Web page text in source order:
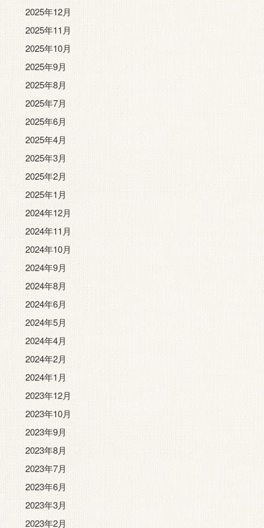
2025年12月
2025年11月
2025年10月
2025年9月
2025年8月
2025年7月
2025年6月
2025年4月
2025年3月
2025年2月
2025年1月
2024年12月
2024年11月
2024年10月
2024年9月
2024年8月
2024年6月
2024年5月
2024年4月
2024年2月
2024年1月
2023年12月
2023年10月
2023年9月
2023年8月
2023年7月
2023年6月
2023年3月
2023年2月